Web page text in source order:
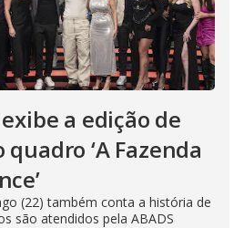
a edição de
‘A Fazenda
(22) também conta a história de
são atendidos pela ABADS